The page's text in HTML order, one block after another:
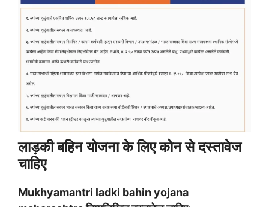
लाड़की बहिन योजना के लिए कोन से दस्तावेज
चाहिए
Mukhyamantri ladki bahin yojana